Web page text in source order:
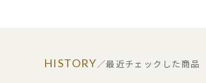
HISTORY／最近チェックした商品